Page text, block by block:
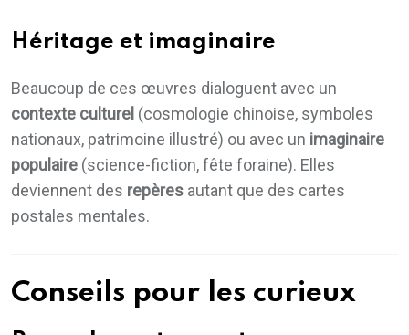
Héritage et imaginaire
Beaucoup de ces œuvres dialoguent avec un
contexte culturel (cosmologie chinoise, symboles
nationaux, patrimoine illustré) ou avec un imaginaire
populaire (science-fiction, fête foraine). Elles
deviennent des repères autant que des cartes
postales mentales.
Conseils pour les curieux